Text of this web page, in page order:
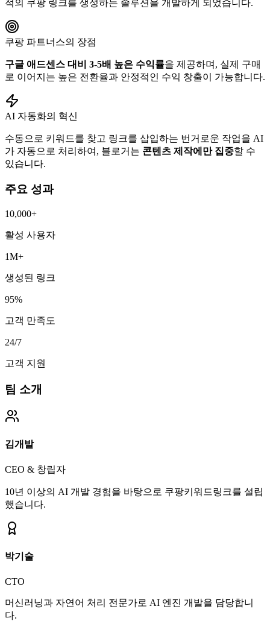
적의 쿠팡 링크를 생성하는 솔루션을 개발하게 되었습니다.
쿠팡 파트너스의 장점
구글 애드센스 대비 3-5배 높은 수익률을 제공하며, 실제 구매
로 이어지는 높은 전환율과 안정적인 수익 창출이 가능합니다.
AI 자동화의 혁신
수동으로 키워드를 찾고 링크를 삽입하는 번거로운 작업을 AI
가 자동으로 처리하여, 블로거는 콘텐츠 제작에만 집중할 수
있습니다.
주요 성과
10,000+
활성 사용자
1M+
생성된 링크
95%
고객 만족도
24/7
고객 지원
팀 소개
김개발
CEO & 창립자
10년 이상의 AI 개발 경험을 바탕으로 쿠팡키워드링크를 설립
했습니다.
박기술
CTO
머신러닝과 자연어 처리 전문가로 AI 엔진 개발을 담당합니
다.